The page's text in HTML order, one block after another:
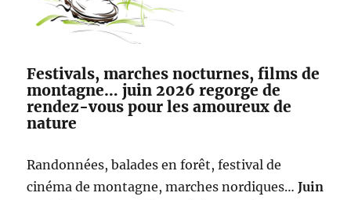
Festivals, marches nocturnes, films de
montagne… juin 2026 regorge de
rendez-vous pour les amoureux de
nature
Randonnées, balades en forêt, festival de
cinéma de montagne, marches nordiques…Juin